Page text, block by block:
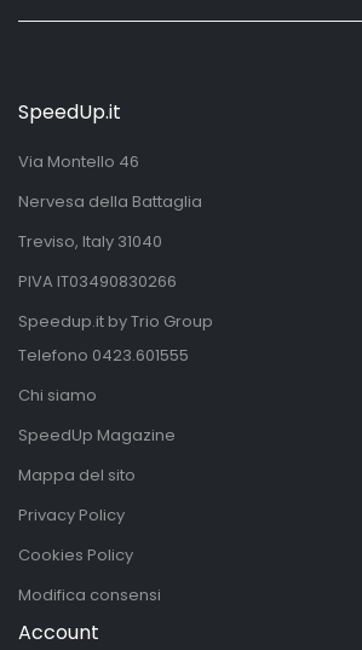
SpeedUp.it
Via Montello 46
Nervesa della Battaglia
Treviso, Italy 31040
PIVA IT03490830266
Speedup.it by Trio Group
Telefono 0423.601555
Chi siamo
SpeedUp Magazine
Mappa del sito
Privacy Policy
Cookies Policy
Modifica consensi
Account